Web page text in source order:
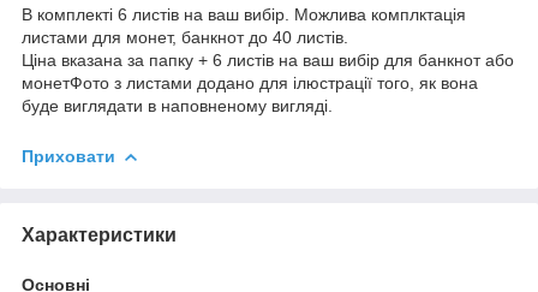
В комплекті 6 листів на ваш вибір. Можлива комплктація
листами для монет, банкнот до 40 листів.
Ціна вказана за папку + 6 листів на ваш вибір для банкнот або
монетФото з листами додано для ілюстрації того, як вона
буде виглядати в наповненому вигляді.
Приховати
Характеристики
Основні